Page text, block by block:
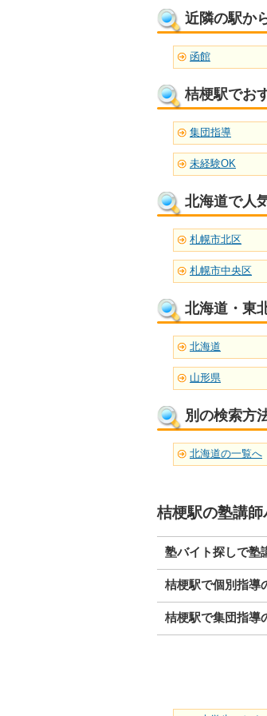
近隣の駅か
函館
桔梗駅でお
集団指導
未経験OK
北海道で人
札幌市北区
札幌市中央区
北海道・東
北海道
山形県
別の検索方
北海道の一覧へ
桔梗駅の塾講
塾バイト探しで塾
桔梗駅で個別指導
桔梗駅で集団指導